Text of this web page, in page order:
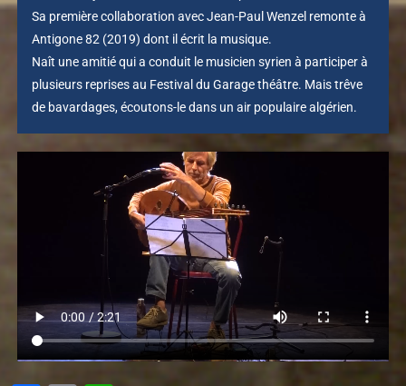
Sa première collaboration avec Jean-Paul Wenzel remonte à
Antigone 82 (2019) dont il écrit la musique.
Naît une amitié qui a conduit le musicien syrien à participer à
plusieurs reprises au Festival du Garage théâtre. Mais trêve
de bavardages, écoutons-le dans un air populaire algérien.